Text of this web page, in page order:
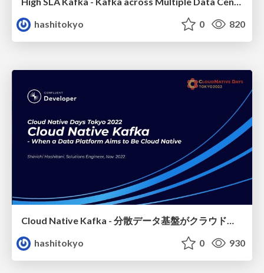
hashitokyo
0 820
Cloud Native Kafka - 分散データ基盤がクラウドネイティブを目指すということ
hashitokyo
0 930